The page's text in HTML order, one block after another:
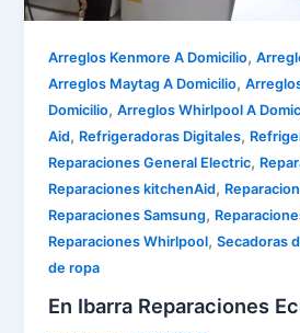
Arreglos Kenmore A Domicilio,
Arreglos Maytag A Domicilio,
Domicilio,Arreglos Whirlpool A
Aid, Refrigeradoras Digitales,
Reparaciones General Electric,
Reparaciones kitchenAid,
Reparaciones Samsung,
Reparaciones Whirlpool,Secadoras
de ropa
En Ibarra Reparaciones